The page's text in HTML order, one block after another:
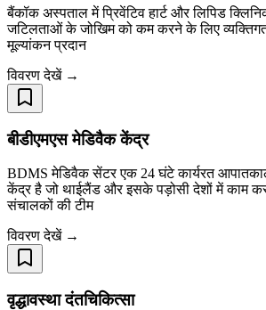
बैंकॉक अस्पताल में प्रिवेंटिव हार्ट और लिपिड
जटिलताओं के जोखिम को कम करने के लिए
मूल्यांकन प्रदान
विवरण देखें →
बीडीएमएस मेडिवैक केंद्र
BDMS मेडिवैक सेंटर एक 24 घंटे कार्यरत
केंद्र है जो थाईलैंड और इसके पड़ोसी देशों में काम
संचालकों की टीम
विवरण देखें →
वृद्धावस्था दंतचिकित्सा